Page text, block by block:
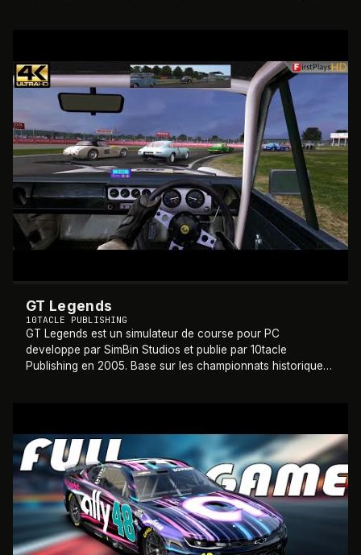
GT Legends
10TACLE PUBLISHING
GT Legends est un simulateur de course pour PC
developpe par SimBin Studios et publie par 10tacle
Publishing en 2005. Base sur les championnats historiques